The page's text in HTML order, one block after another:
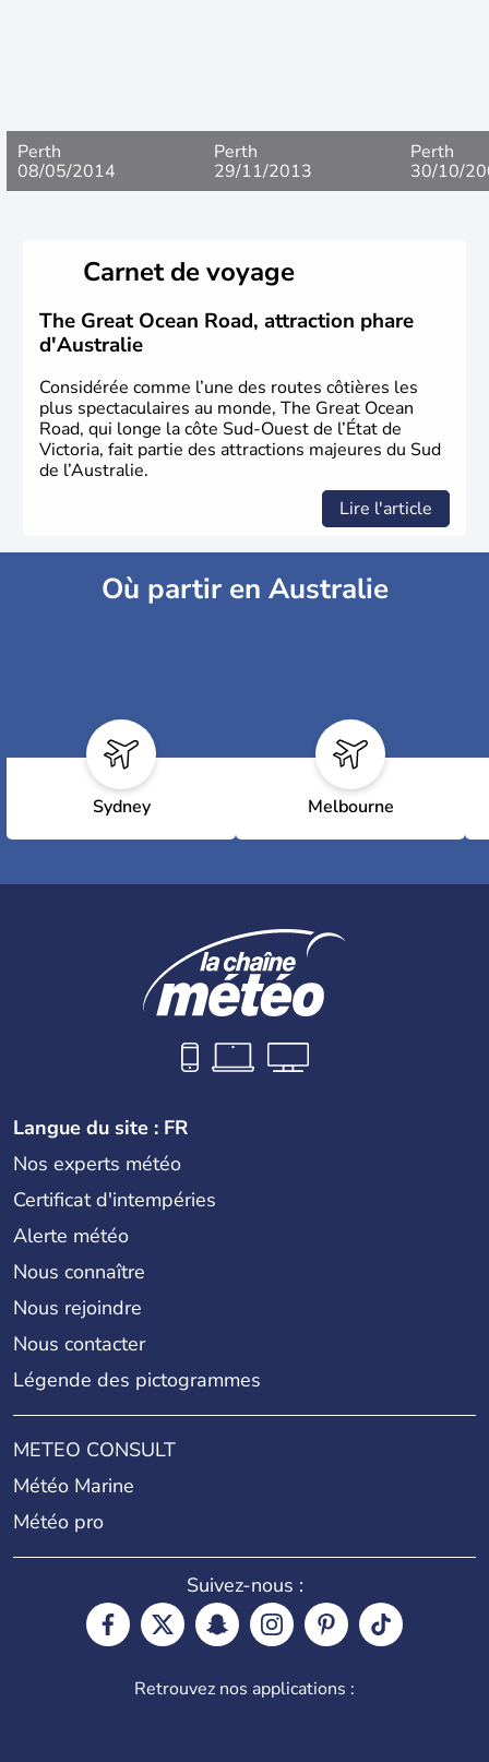
Perth
08/05/2014
Perth
29/11/2013
Perth
30/10/
Carnet de voyage
The Great Ocean Road, attraction phare
d'Australie
Considérée comme l’une des routes côtières les
plus spectaculaires au monde, The Great Ocean
Road, qui longe la côte Sud-Ouest de l’État de
Victoria, fait partie des attractions majeures du Sud
de l’Australie.
Lire l'article
Où partir en Australie
Sydney Melbourne
Langue du site : FR
Nos experts météo
Certificat d'intempéries
Alerte météo
Nous connaître
Nous rejoindre
Nous contacter
Légende des pictogrammes
METEO CONSULT
Météo Marine
Météo pro
Suivez-nous :
Retrouvez nos applications :